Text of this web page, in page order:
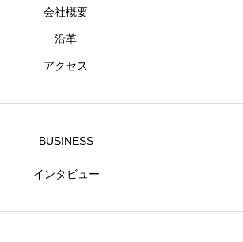
会社概要
沿革
アクセス
BUSINESS
インタビュー